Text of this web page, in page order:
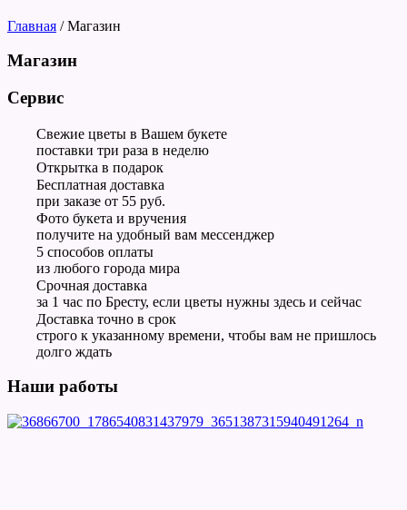
Главная / Магазин
Магазин
Сервис
Свежие цветы в Вашем букете
поставки три раза в неделю
Открытка в подарок
Бесплатная доставка
при заказе от 55 руб.
Фото букета и вручения
получите на удобный вам мессенджер
5 способов оплаты
из любого города мира
Срочная доставка
за 1 час по Бресту, если цветы нужны здесь и сейчас
Доставка точно в срок
строго к указанному времени, чтобы вам не пришлось
долго ждать
Наши работы